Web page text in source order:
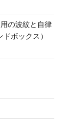
の波紋と自律
ボックス）